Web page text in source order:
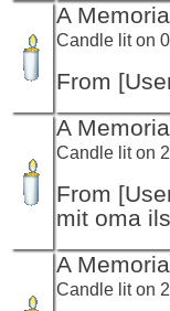
A
Candle lit on
From
A
Candle lit on
From
mit oma
A
Candle lit on